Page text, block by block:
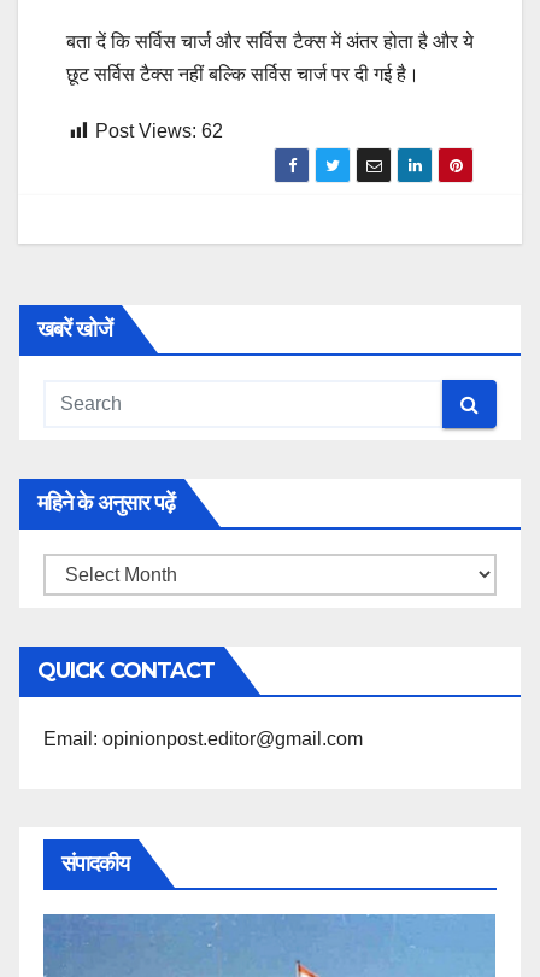
बता दें कि सर्विस चार्ज और सर्विस टैक्स में अंतर होता है और ये
छूट सर्विस टैक्स नहीं बल्कि सर्विस चार्ज पर दी गई है।
Post Views: 62
खबरें खोजें
महिने के अनुसार पढ़ें
महिने
अनुसार
पढ़ें
QUICK CONTACT
Email: opinionpost.editor@gmail.com
संपादकीय